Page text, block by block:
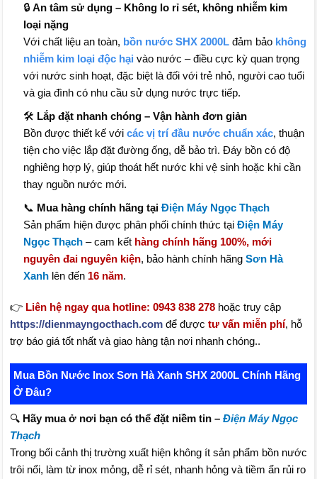
🔒An tâm sử dụng – Không lo rỉ sét, không nhiễm kim
loại nặng
Với chất liệu an toàn, bồn nước SHX 2000L đảm bảo không
nhiễm kim loại độc hại vào nước – điều cực kỳ quan trọng
với nước sinh hoạt, đặc biệt là đối với trẻ nhỏ, người cao tuổi
và gia đình có nhu cầu sử dụng nước trực tiếp.
🛠 Lắp đặt nhanh chóng – Vận hành đơn giản
Bồn được thiết kế vớicác vị trí đầu nước chuẩn xác, thuận
tiện cho việc lắp đặt đường ống, dễ bảo trì. Đáy bồn có độ
nghiêng hợp lý, giúp thoát hết nước khi vệ sinh hoặc khi cần
thay nguồn nước mới.
📞 Mua hàng chính hãng tạiĐiện Máy Ngọc Thạch
Sản phẩm hiện được phân phối chính thức tạiĐiện Máy
Ngọc Thạch – cam kết hàng chính hãng 100%, mới
nguyên đai nguyên kiện, bảo hành chính hãngSơn Hà
Xanh lên đến 16 năm.
👉 Liên hệ ngay qua hotline: 0943 838 278hoặc truy cập
https://dienmayngocthach.comđể được tư vấn miễn phí, hỗ
trợ báo giá tốt nhất và giao hàng tận nơi nhanh chóng..
Mua Bồn Nước Inox Sơn Hà Xanh SHX 2000L Chính Hãng
Ở Đâu?
🔍 Hãy mua ở nơi bạn có thể đặt niềm tin – Điện Máy Ngọc
Thạch
Trong bối cảnh thị trường xuất hiện không ít sản phẩm bồn nước
trôi nổi, làm từ inox mỏng, dễ rỉ sét, nhanh hỏng và tiềm ẩn rủi ro